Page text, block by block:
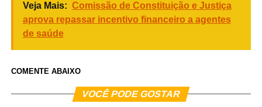
Veja Mais: Comissão de Constituição e Justiça
aprova repassar incentivo financeiro a agentes
de saúde
COMENTE ABAIXO
VOCÊ PODE GOSTAR